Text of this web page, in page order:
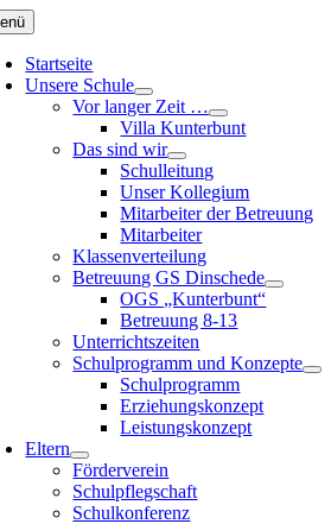
Zum
Inhalt
springen
Startseite
Unsere Schule
Vor langer Zeit …
Villa Kunterbunt
Das sind wir
Schulleitung
Unser Kollegium
Mitarbeiter der Betreuung
Mitarbeiter
Klassenverteilung
Betreuung GS Dinschede
OGS „Kunterbunt“
Betreuung 8-13
Unterrichtszeiten
Schulprogramm und Konzepte
Schulprogramm
Erziehungskonzept
Leistungskonzept
Eltern
Förderverein
Schulpflegschaft
Schulkonferenz